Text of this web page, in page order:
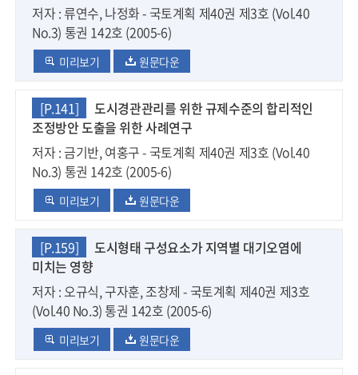
저자 : 류연수, 나정화 - 국토계획 제40권 제3호 (Vol.40
No.3) 통권 142호 (2005-6)
미리보기 원문다운
[P.141]
도시경관관리를 위한 규제수준의 합리적인
조정방안 도출을 위한 사례연구
저자 : 금기반, 여홍구 - 국토계획 제40권 제3호 (Vol.40
No.3) 통권 142호 (2005-6)
미리보기 원문다운
[P.159]
도시형태 구성요소가 지역별 대기오염에
미치는 영향
저자 : 오규식, 구자훈, 조창제 - 국토계획 제40권 제3호
(Vol.40 No.3) 통권 142호 (2005-6)
미리보기 원문다운